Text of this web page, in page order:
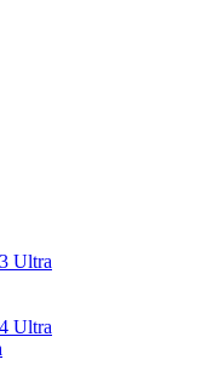
Ultra
Ultra